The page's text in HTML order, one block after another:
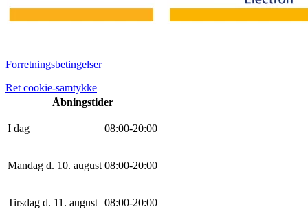
Forretningsbetingelser
Ret cookie-samtykke
Åbningstider
I dag 08:00-20:00
Mandag d. 10. august 08:00-20:00
Tirsdag d. 11. august 08:00-20:00